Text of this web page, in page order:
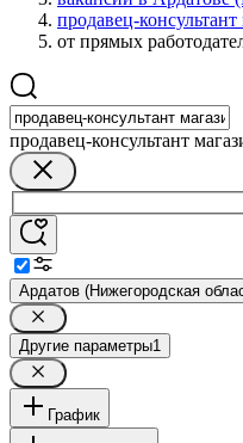
продавец-консультант
от прямых
продавец-консультант
Ардатов (Нижегородская
Другие параметры1
График